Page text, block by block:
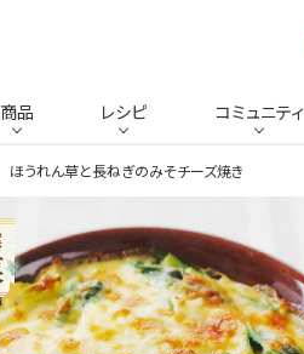
商品 レシピ コミュニティ
ほうれん草と長ねぎのみそチーズ焼き